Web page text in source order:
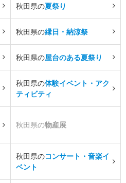
秋田県の夏祭り
秋田県の縁日・納涼祭
秋田県の屋台のある夏祭り
秋田県の体験イベント・アク
ティビティ
秋田県の物産展
秋田県のコンサート・音楽イ
ベント